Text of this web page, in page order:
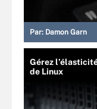
Par: Damon Garn
Gérez
de Linux